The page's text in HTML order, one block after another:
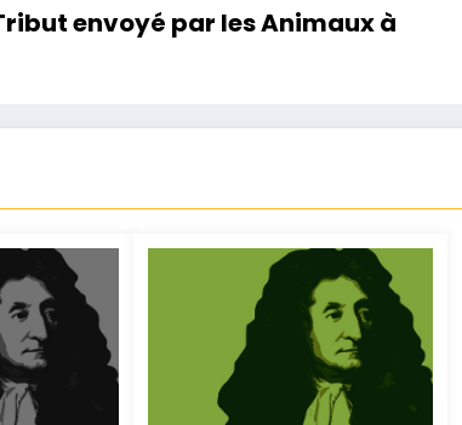
envoyé par les Animaux à